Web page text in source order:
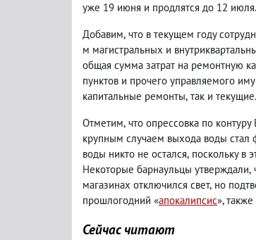
уже 19 июня и продлятся до 12 июля.
Добавим, что в текущем году
м магистральных и
общая сумма затрат на ремонтную
пунктов и прочего управляемого
капитальные ремонты, так и текущие.
Отметим, что опрессовка по
крупным случаем выхода воды стал
воды никто не остался, поскольку в
Некоторые барнаульцы утверждали,
магазинах отключился свет, но
прошлогодний «апокалипсис»,
Сейчас читают